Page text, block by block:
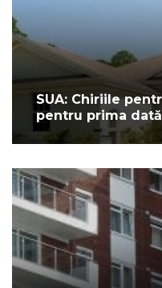
SUA: Chiriile
pentru prima